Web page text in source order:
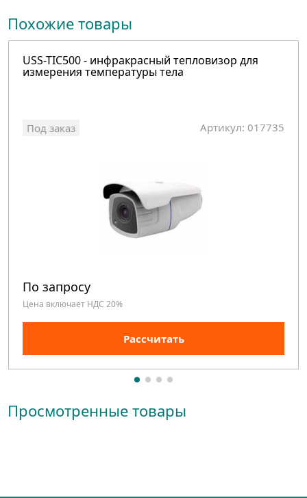
Похожие товары
USS-TIC500 - инфракрасный тепловизор для
измерения температуры тела
Под заказ Артикул: 017735
По запросу
Цена включает НДС 20%
Рассчитать
Просмотренные товары